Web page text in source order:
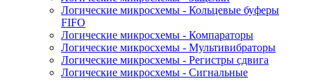
Логические микросхемы - Кольцевые буферы
FIFO
Логические микросхемы - Компараторы
Логические микросхемы - Мультивибраторы
Логические микросхемы - Регистры сдвига
Логические микросхемы - Сигнальные